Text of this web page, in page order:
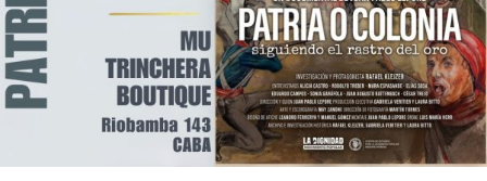
@laurazapataok
https://www.instagram.com/laurazapataok/
@festivalpachaurbana
https://www.instagram.com/festivalpachaurbana/
Julia Molinari: El viaje a las estrellas
El film –ópera prima de Juan Morgenfeld– será
estrenado el próximo jueves 23 de julio en el cine